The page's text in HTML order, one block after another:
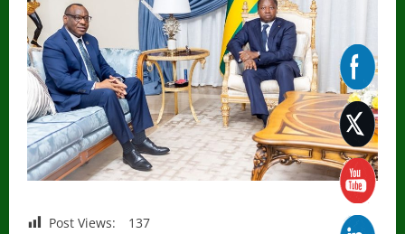
Post Views: 137